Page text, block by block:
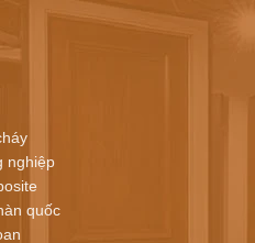
nghiệp
quốc